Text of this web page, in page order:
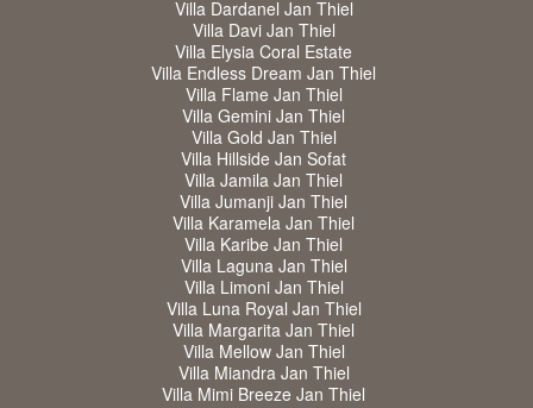
Villa Dardanel Jan Thiel
Villa Davi Jan Thiel
Villa Elysia Coral Estate
Villa Endless Dream Jan Thiel
Villa Flame Jan Thiel
Villa Gemini Jan Thiel
Villa Gold Jan Thiel
Villa Hillside Jan Sofat
Villa Jamila Jan Thiel
Villa Jumanji Jan Thiel
Villa Karamela Jan Thiel
Villa Karibe Jan Thiel
Villa Laguna Jan Thiel
Villa Limoni Jan Thiel
Villa Luna Royal Jan Thiel
Villa Margarita Jan Thiel
Villa Mellow Jan Thiel
Villa Miandra Jan Thiel
Villa Mimi Breeze Jan Thiel